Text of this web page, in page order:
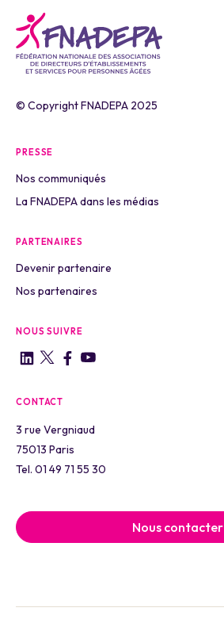
© Copyright FNADEPA 2025
PRESSE
Nos communiqués
La FNADEPA dans les médias
PARTENAIRES
Devenir partenaire
Nos partenaires
NOUS SUIVRE
CONTACT
3 rue Vergniaud
75013 Paris
Tel. 01 49 71 55 30
Nous contacter